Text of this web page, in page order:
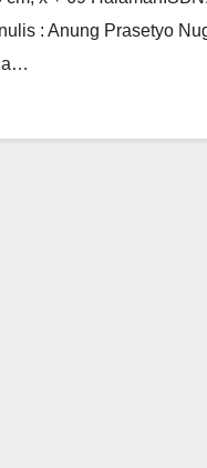
: Anung Prasetyo